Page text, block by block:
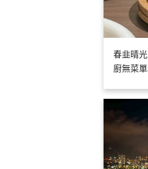
春韭晴
廚無菜